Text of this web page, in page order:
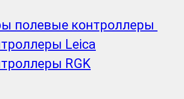
полевые контроллеры
Leica
RGK